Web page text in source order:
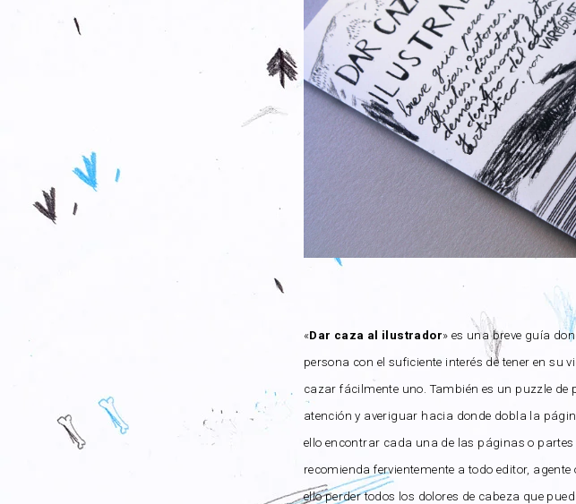
«Dar caza al ilustrador» es una breve guía
persona con el suficiente interés de tener en su
cazar fácilmente uno. También es un puzzle de
atención y averiguar hacia donde dobla la
ello encontrar cada una de las páginas o partes
recomienda fervientemente a todo editor,
ello perder todos los dolores de cabeza que